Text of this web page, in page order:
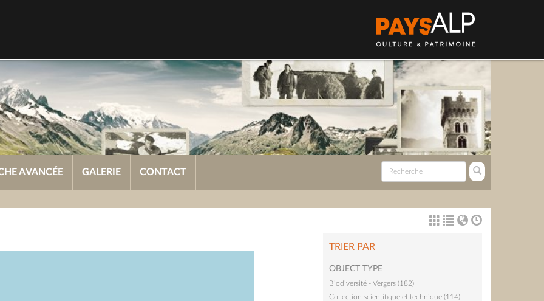
AVANCÉE GALERIE CONTACT
TRIER PAR
OBJECT TYPE
Biodiversité - Vergers (182)
Collection scientifique et technique (114)